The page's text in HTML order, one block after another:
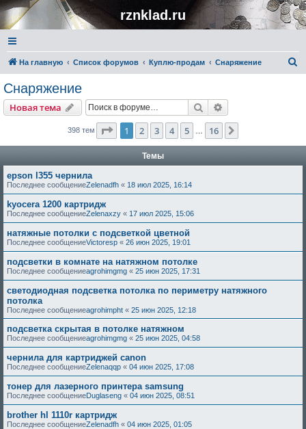
rznklad.ru
На главную Список форумов Куплю-продам Снаряжение
Снаряжение
Новая тема Поиск
398 тем Страница из 16
1 2 3 4 5 16
Темы
epson l355 чернила
Последнее сообщениеZelenadfh « 18 июл 2025, 16:14
kyocera 1200 картридж
Последнее сообщениеZelenaxzy « 17 июл 2025, 15:06
натяжные потолки с подсветкой цветной
Последнее сообщениеVictoresp « 26 июн 2025, 19:01
подсветки в комнате на натяжном потолке
Последнее сообщениеagrohimgmg « 25 июн 2025, 17:31
светодиодная подсветка потолка по периметру натяжного
потолка
Последнее сообщениеagrohimpht « 25 июн 2025, 12:18
подсветка скрытая в потолке натяжном
Последнее сообщениеagrohimgmg « 25 июн 2025, 04:58
чернила для картриджей canon
Последнее сообщениеZelenaqqp « 04 июн 2025, 17:08
тонер для лазерного принтера samsung
Последнее сообщениеDuglaseng « 04 июн 2025, 08:51
brother hl 1110r картридж
Последнее сообщениеZelenadfh « 04 июн 2025, 01:05